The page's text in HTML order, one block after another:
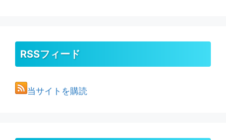
RSSフィード
当サイトを購読